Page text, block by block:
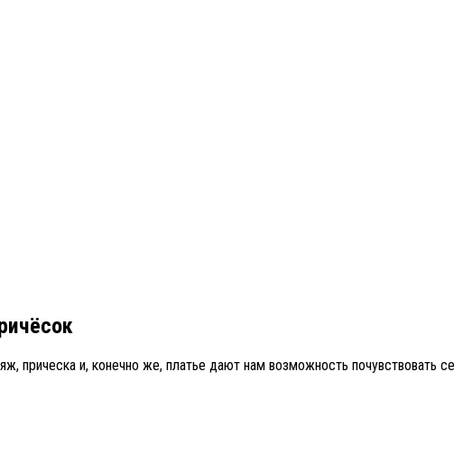
прическа и, конечно же, платье дают нам возможность почувствовать